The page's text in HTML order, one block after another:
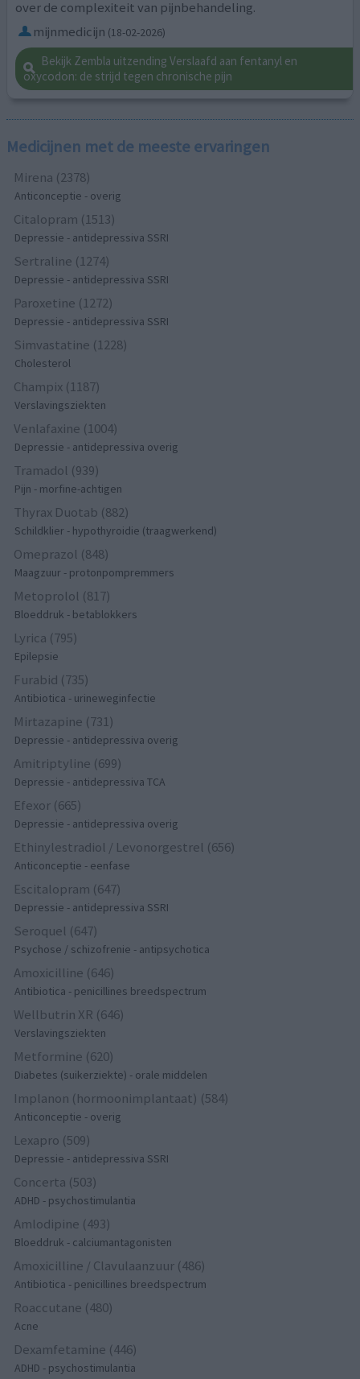
over de complexiteit van pijnbehandeling.
mijnmedicijn (18-02-2026)
Bekijk Zembla uitzending Verslaafd aan fentanyl en
oxycodon: de strijd tegen chronische pijn
Medicijnen met de meeste ervaringen
Mirena (2378)
Anticonceptie - overig
Citalopram (1513)
Depressie - antidepressiva SSRI
Sertraline (1274)
Depressie - antidepressiva SSRI
Paroxetine (1272)
Depressie - antidepressiva SSRI
Simvastatine (1228)
Cholesterol
Champix (1187)
Verslavingsziekten
Venlafaxine (1004)
Depressie - antidepressiva overig
Tramadol (939)
Pijn - morfine-achtigen
Thyrax Duotab (882)
Schildklier - hypothyroidie (traagwerkend)
Omeprazol (848)
Maagzuur - protonpompremmers
Metoprolol (817)
Bloeddruk - betablokkers
Lyrica (795)
Epilepsie
Furabid (735)
Antibiotica - urineweginfectie
Mirtazapine (731)
Depressie - antidepressiva overig
Amitriptyline (699)
Depressie - antidepressiva TCA
Efexor (665)
Depressie - antidepressiva overig
Ethinylestradiol / Levonorgestrel (656)
Anticonceptie - eenfase
Escitalopram (647)
Depressie - antidepressiva SSRI
Seroquel (647)
Psychose / schizofrenie - antipsychotica
Amoxicilline (646)
Antibiotica - penicillines breedspectrum
Wellbutrin XR (646)
Verslavingsziekten
Metformine (620)
Diabetes (suikerziekte) - orale middelen
Implanon (hormoonimplantaat) (584)
Anticonceptie - overig
Lexapro (509)
Depressie - antidepressiva SSRI
Concerta (503)
ADHD - psychostimulantia
Amlodipine (493)
Bloeddruk - calciumantagonisten
Amoxicilline / Clavulaanzuur (486)
Antibiotica - penicillines breedspectrum
Roaccutane (480)
Acne
Dexamfetamine (446)
ADHD - psychostimulantia